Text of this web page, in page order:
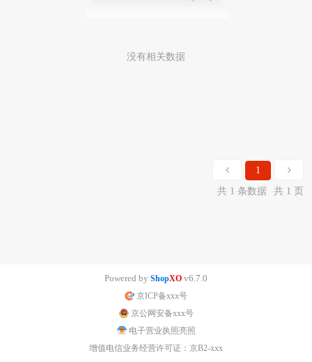
没有相关数据
1
共 1 条数据
共 1 页
Powered by ShopXO v6.7.0
京ICP备xxx号
京公网安备xxx号
电子营业执照亮照
增值电信业务经营许可证：京B2-xxx